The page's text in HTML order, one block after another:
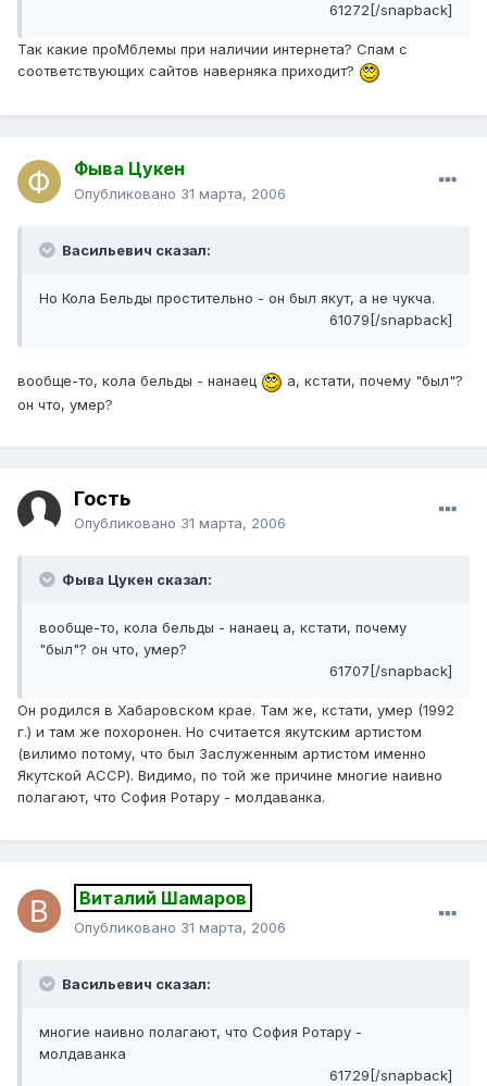
61272[/snapback]
Так какие проМблемы при наличии интернета? Спам с
соответствующих сайтов наверняка приходит?
Фыва Цукен
Опубликовано 31 марта, 2006
Васильевич сказал:
Но Кола Бельды простительно - он был якут, а не чукча.
61079[/snapback]
вообще-то, кола бельды - нанаец
а, кстати, почему "был"?
он что, умер?
Гость
Опубликовано 31 марта, 2006
Фыва Цукен сказал:
вообще-то, кола бельды - нанаец а, кстати, почему
"был"? он что, умер?
61707[/snapback]
Он родился в Хабаровском крае. Там же, кстати, умер (1992
г.) и там же похоронен. Но считается якутским артистом
(вилимо потому, что был Заслуженным артистом именно
Якутской АССР). Видимо, по той же причине многие наивно
полагают, что София Ротару - молдаванка.
Виталий Шамаров
Опубликовано 31 марта, 2006
Васильевич сказал:
многие наивно полагают, что София Ротару -
молдаванка
61729[/snapback]